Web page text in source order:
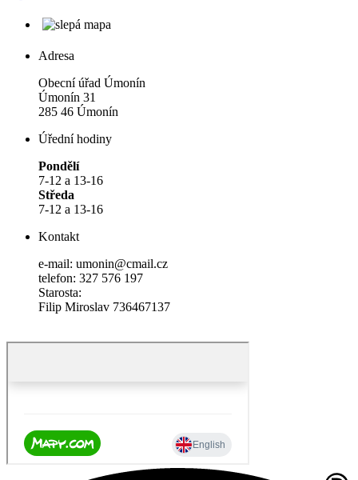
Adresa
Obecní úřad Úmonín
Úmonín 31
285 46 Úmonín
Úřední hodiny
Pondělí
7-12 a 13-16
Středa
7-12 a 13-16
Kontakt
e-mail: umonin@cmail.cz
telefon: 327 576 197
Starosta:
Filip Miroslav 736467137